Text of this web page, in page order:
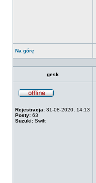
Na górę
gesk
Rejestracja: 31-08-2020, 14:13
Posty: 63
Suzuki: Swift